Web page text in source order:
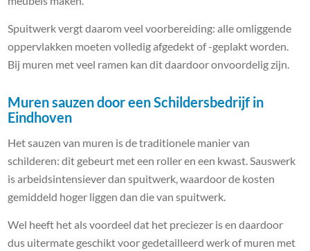
Spuitwerk vergt daarom veel voorbereiding: alle omliggende
oppervlakken moeten volledig afgedekt of -geplakt worden.
Bij muren met veel ramen kan dit daardoor onvoordelig zijn.
Muren sauzen door een Schildersbedrijf in
Eindhoven
Het sauzen van muren is de traditionele manier van
schilderen: dit gebeurt met een roller en een kwast. Sauswerk
is arbeidsintensiever dan spuitwerk, waardoor de kosten
gemiddeld hoger liggen dan die van spuitwerk.
Wel heeft het als voordeel dat het preciezer is en daardoor
dus uitermate geschikt voor gedetailleerd werk of muren met